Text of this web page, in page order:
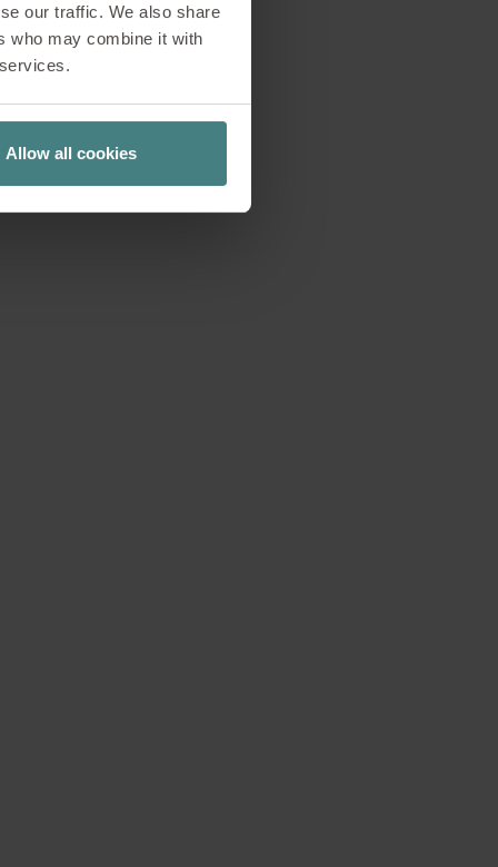
our traffic. We also share
who may combine it with
Allow all cookies
Gleichzeitig
konzentriert
sogenannte